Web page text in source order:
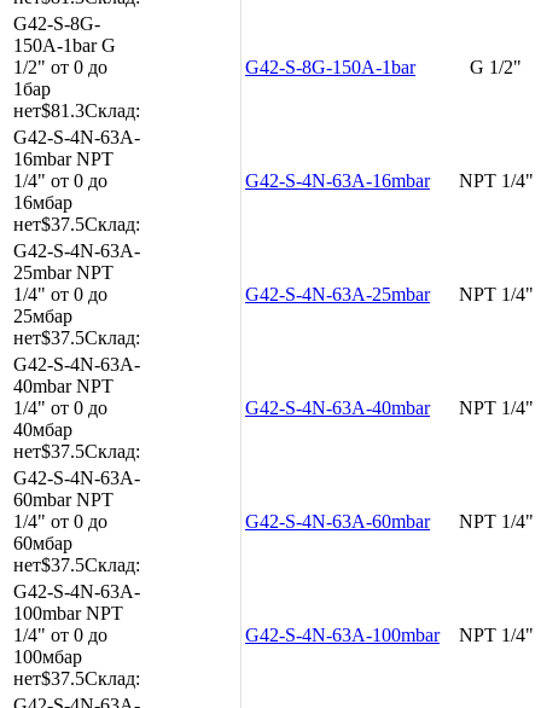
G42-S-8G-
150A-1barG
1/2" от 0 до
1бар
нет$81.3Склад:
G42-S-8G-150A-1bar G 1/2"
G42-S-4N-63A-
16mbarNPT
1/4" от 0 до
16мбар
нет$37.5Склад:
G42-S-4N-63A-16mbar NPT 1/4"
G42-S-4N-63A-
25mbarNPT
1/4" от 0 до
25мбар
нет$37.5Склад:
G42-S-4N-63A-25mbar NPT 1/4"
G42-S-4N-63A-
40mbarNPT
1/4" от 0 до
40мбар
нет$37.5Склад:
G42-S-4N-63A-40mbar NPT 1/4"
G42-S-4N-63A-
60mbarNPT
1/4" от 0 до
60мбар
нет$37.5Склад:
G42-S-4N-63A-60mbar NPT 1/4"
G42-S-4N-63A-
100mbarNPT
1/4" от 0 до
100мбар
нет$37.5Склад:
G42-S-4N-63A-100mbar NPT 1/4"